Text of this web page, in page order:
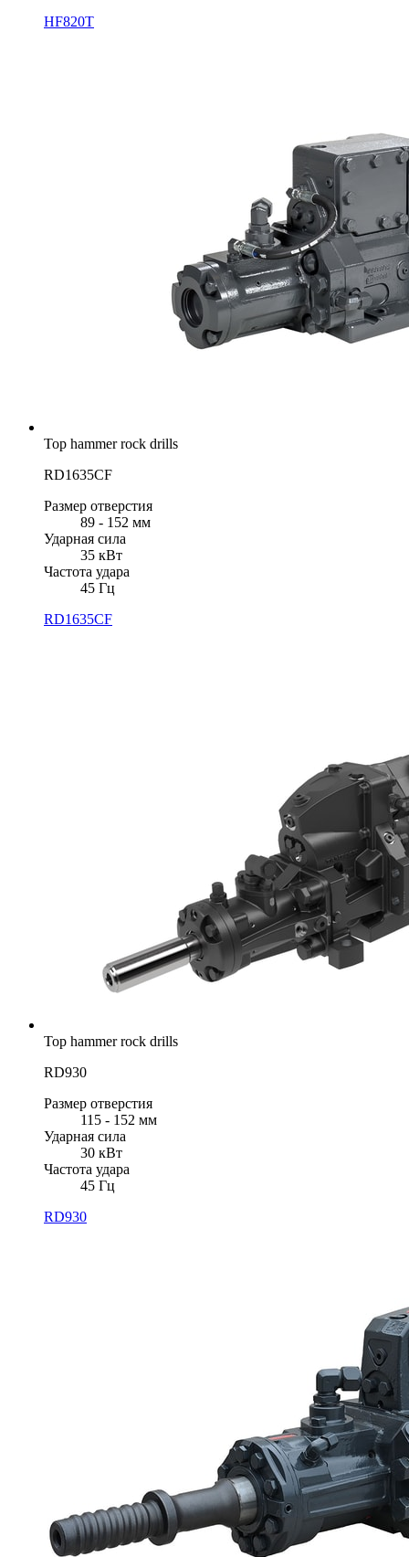
HF820T
Top hammer rock drills
RD1635CF
Размер отверстия
89 - 152 мм
Ударная сила
35 кВт
Частота удара
45 Гц
RD1635CF
Top hammer rock drills
RD930
Размер отверстия
115 - 152 мм
Ударная сила
30 кВт
Частота удара
45 Гц
RD930